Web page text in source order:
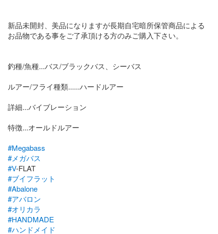
新品未開封、美品になりますが長期自宅暗所保管商品による
お品物である事をご了承頂ける方のみご購入下さい。
釣種/魚種...バス/ブラックバス、シーバス
ルアー/フライ種類......ハードルアー
詳細...バイブレーション
特徴...オールドルアー
#Megabass
#メガバス
#V
#ブイフラット
#Abalone
#アバロン
#オリカラ
#HANDMADE
#ハンドメイド